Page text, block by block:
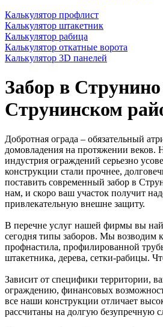
Калькулятор профлист
Калькулятор штакетник
Калькулятор рабица
Калькулятор откатные ворота
Калькулятор 3D панелей
Забор в
Струнинском
Добротная ограда – обязательный
домовладения на протяжении веков.
индустрия ограждений серьезно
конструкции стали прочнее,
поставить современный забор в
нам, и скоро ваш участок получит
привлекательную внешне защиту.
В перечне услуг нашей фирмы вы
сегодня типы заборов. Мы возводим
профнастила, профилированной
штакетника, дерева, сетки-рабицы.
Зависит от специфики территории,
ограждению, финансовых
все наши конструкции отличает
рассчитаны на долгую безупречную